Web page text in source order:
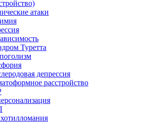
атаки
Туретта
депрессия
расстройство